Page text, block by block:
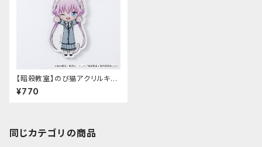
【暗殺教室】のび猫アクリルキー
ホルダー（律）
¥770
同じカテゴリの商品